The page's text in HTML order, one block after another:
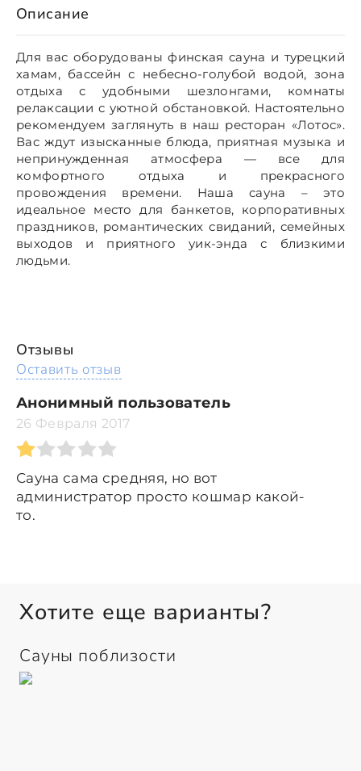
Описание
Для вас оборудованы финская сауна и турецкий
хамам, бассейн с небесно-голубой водой, зона
отдыха с удобными шезлонгами, комнаты
релаксации с уютной обстановкой. Настоятельно
рекомендуем заглянуть в наш ресторан «Лотос».
Вас ждут изысканные блюда, приятная музыка и
непринужденная атмосфера — все для
комфортного отдыха и прекрасного
провождения времени. Наша сауна – это
идеальное место для банкетов, корпоративных
праздников, романтических свиданий, семейных
выходов и приятного уик-энда с близкими
людьми.
Отзывы
Оставить отзыв
Анонимный пользователь
26 Февраля 2017
Сауна сама средняя, но вот
администратор просто кошмар какой-
то.
Хотите еще варианты?
Сауны поблизости